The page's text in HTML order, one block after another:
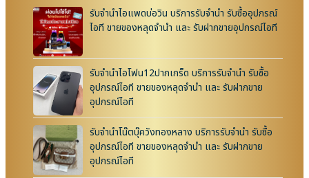
รับจำนำไอแพดบ่อวิน บริการรับจำนำ รับซื้ออุปกรณ์
ไอที ขายของหลุดจำนำ และ รับฝากขายอุปกรณ์ไอที
รับจำนำไอโฟน12ปากเกร็ด บริการรับจำนำ รับซื้อ
อุปกรณ์ไอที ขายของหลุดจำนำ และ รับฝากขาย
อุปกรณ์ไอที
รับจำนำโน๊ตบุ๊ควังทองหลาง บริการรับจำนำ รับซื้อ
อุปกรณ์ไอที ขายของหลุดจำนำ และ รับฝากขาย
อุปกรณ์ไอที